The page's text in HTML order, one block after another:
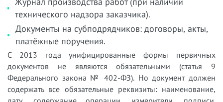
технического надзора заказчика).
Документы на субподрядчиков: договоры, акты,
платёжные поручения.
С 2013 года унифицированные формы первичных
документов не являются обязательными (статья 9
Федерального закона № 402-ФЗ). Но документ должен
содержать все обязательные реквизиты: наименование,